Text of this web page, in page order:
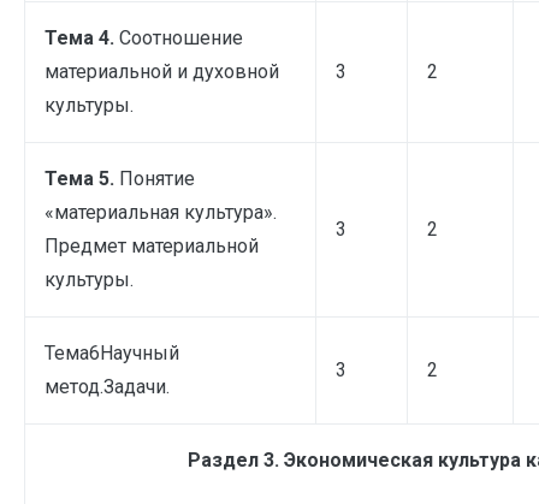
Тема 4. Соотношение
материальной и духовной
культуры.
3 2
Тема 5. Понятие
«материальная культура».
Предмет материальной
культуры.
3 2
Тема6Научный
метод.Задачи.
3 2
Раздел 3. Экономическая культура